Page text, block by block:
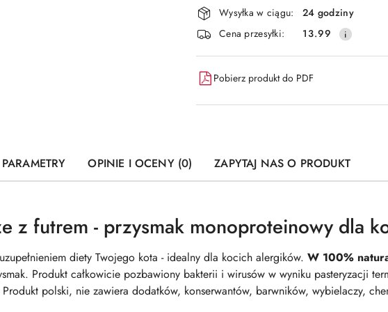
Wysyłka w ciągu:
24 godziny
Cena przesyłki:
13.99
Pobierz produkt do PDF
PARAMETRY OPINIE I OCENY (0) ZAPYTAJ NAS O PRODUKT
z futrem - przysmak monoproteinowy dla
diety Twojego kota - idealny dla kocich alergików. W 100%
Produkt całkowicie pozbawiony bakterii i wirusów w wyniku pasteryzacji
polski, nie zawiera dodatków, konserwantów, barwników, wybielaczy,